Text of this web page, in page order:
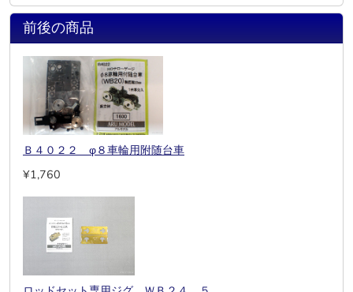
前後の商品
Ｂ４０２２ φ８車輪用附随台車
¥1,760